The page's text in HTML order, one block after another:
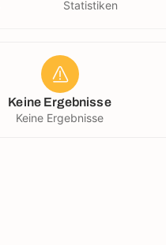
Statistiken
Keine Ergebnisse
Keine Ergebnisse